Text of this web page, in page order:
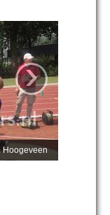
Hoogeveen
›